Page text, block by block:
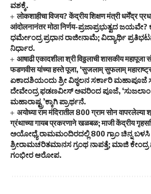
ವಶಕ್ಕೆ.
लोकशाहीचा विजय? केंद्रीय शिक्षण मंत्री धर्मेंद्र प्रधान
आंदोलनानंतर मोठा निर्णय-ಪ್ರಜಾಪ್ರಭುತ್ವದ
ಧರ್ಮೇಂದ್ರ ಪ್ರಧಾನ ರಾಜೀನಾಮೆ; ವಿದ್ಯಾರ್ಥಿ
ನಿರ್ಧಾರ.
आषाढी एकादशीला श्री विठ्ठलाची शासकीय
फडणवीस यांच्या हस्ते पूजा, ‘सुजलाम् सुफलाम्
ಏಕಾದಶಿಯಂದು ಶ್ರೀ ವಿಠ್ಠಲನ ಸರ್ಕಾರಿ ಮಹಾಪೂಜೆ
ದೇವೇಂದ್ರ ಫಡಣವೀಸ್ ಅವರಿಂದ ಪೂಜೆ,
ಮಹಾರಾಷ್ಟ್ರ’ಕ್ಕಾಗಿ ಪ್ರಾರ್ಥನೆ.
अयोध्या राम मंदिरातील 800 ग्राम सोन वापरलेल्या
ग्रंथाच्या गायब प्रकरणाने खळबळ; माजी केंद्रीय
ಅಯೋಧ್ಯೆ ರಾಮಮಂದಿರದಲ್ಲಿ 800 ಗ್ರಾಂ ಚಿನ್ನ
ಶ್ರೀರಾಮಚರಿತಮಾನಸ ಗ್ರಂಥ ನಾಪತ್ತೆ; ಮಾಜಿ
ಗಂಭೀರ ಆರೋಪ.